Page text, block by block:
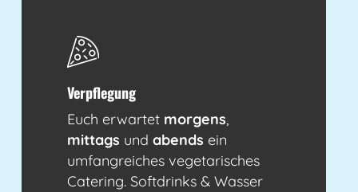
Verpflegung
Euch erwartet morgens,
mittags undabends ein
umfangreiches vegetarisches
Catering. Softdrinks & Wasser